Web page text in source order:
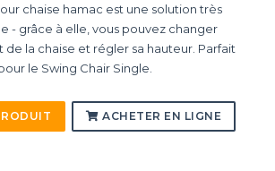
chaise hamac est une solution très
- grâce à elle, vous pouvez changer
la chaise et régler sa hauteur. Parfait
le Swing Chair Single.
ACHETER EN LIGNE